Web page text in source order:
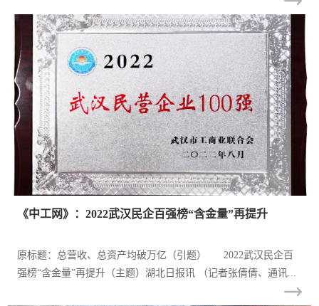
《中工网》：2022武汉民企百强榜“含金量”再提升
原标题：总营收、总资产均破万亿（引题） 2022武汉民企百
强榜“含金量”再提升（主题）湖北日报讯 （记者张倩倩、通讯...